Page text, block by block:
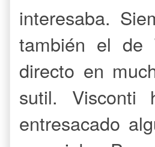
interesaba.
también el de
directo en
sutil.
entresacado